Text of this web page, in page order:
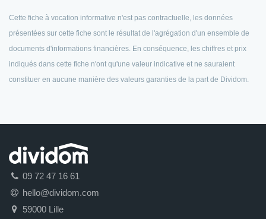
Cette fiche à vocation informative n'est pas contractuelle, les données
présentées sur cette fiche sont le résultat de l'agrégation d'un ensemble de
documents d'informations financières. En conséquence, les chiffres et prix
indiqués dans cette fiche n'ont qu'une valeur indicative et ne sauraient
constituer en aucune manière des valeurs garanties de la part de Dividom.
09 72 47 16 61
hello@dividom.com
59000 Lille